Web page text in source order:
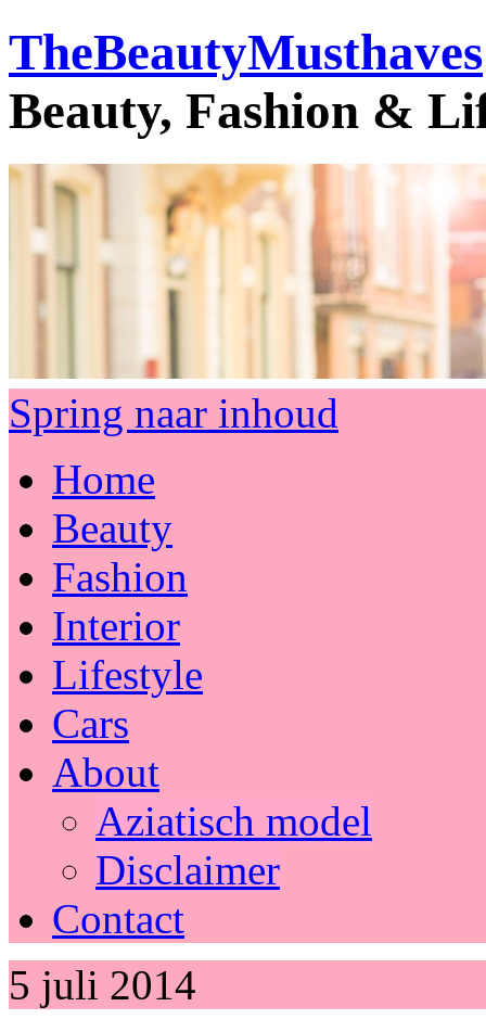
TheBeautyMusthaves
Beauty, Fashion &
Spring naar inhoud
Home
Beauty
Fashion
Interior
Lifestyle
Cars
About
Aziatisch model
Disclaimer
Contact
5 juli 2014